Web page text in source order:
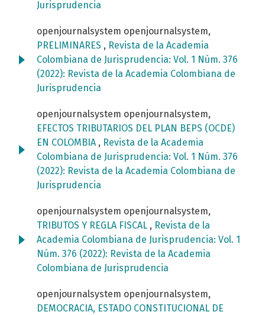
Jurisprudencia
openjournalsystem openjournalsystem,
PRELIMINARES , Revista de la Academia
Colombiana de Jurisprudencia: Vol. 1 Núm. 376
(2022): Revista de la Academia Colombiana de
Jurisprudencia
openjournalsystem openjournalsystem,
EFECTOS TRIBUTARIOS DEL PLAN BEPS (OCDE)
EN COLOMBIA , Revista de la Academia
Colombiana de Jurisprudencia: Vol. 1 Núm. 376
(2022): Revista de la Academia Colombiana de
Jurisprudencia
openjournalsystem openjournalsystem,
TRIBUTOS Y REGLA FISCAL , Revista de la
Academia Colombiana de Jurisprudencia: Vol. 1
Núm. 376 (2022): Revista de la Academia
Colombiana de Jurisprudencia
openjournalsystem openjournalsystem,
DEMOCRACIA, ESTADO CONSTITUCIONAL DE